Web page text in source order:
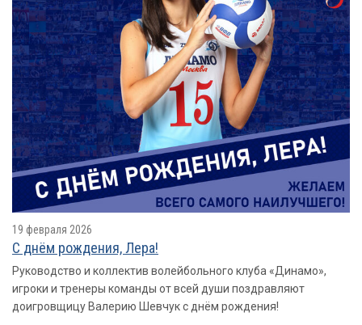
19 февраля 2026
С днём рождения, Лера!
Руководство и коллектив волейбольного клуба «Динамо»,
игроки и тренеры команды от всей души поздравляют
доигровщицу Валерию Шевчук с днём рождения!